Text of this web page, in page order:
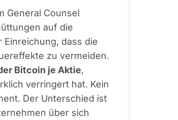
General Counsel
auf die
Einreichung, dass die
zu vermeiden.
Bitcoin je Aktie,
verringert hat. Kein
Der Unterschied ist
über sich